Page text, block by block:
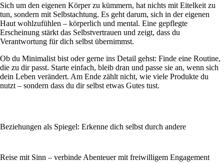
Sich um den eigenen Körper zu kümmern, hat nichts mit Eitelkeit zu
tun, sondern mit Selbstachtung. Es geht darum, sich in der eigenen
Haut wohlzufühlen – körperlich und mental. Eine gepflegte
Erscheinung stärkt das Selbstvertrauen und zeigt, dass du
Verantwortung für dich selbst übernimmst.
Ob du Minimalist bist oder gerne ins Detail gehst: Finde eine Routine,
die zu dir passt. Starte einfach, bleib dran und passe sie an, wenn sich
dein Leben verändert. Am Ende zählt nicht, wie viele Produkte du
nutzt – sondern dass du dir selbst etwas Gutes tust.
Beziehungen als Spiegel: Erkenne dich selbst durch andere
Reise mit Sinn – verbinde Abenteuer mit freiwilligem Engagement